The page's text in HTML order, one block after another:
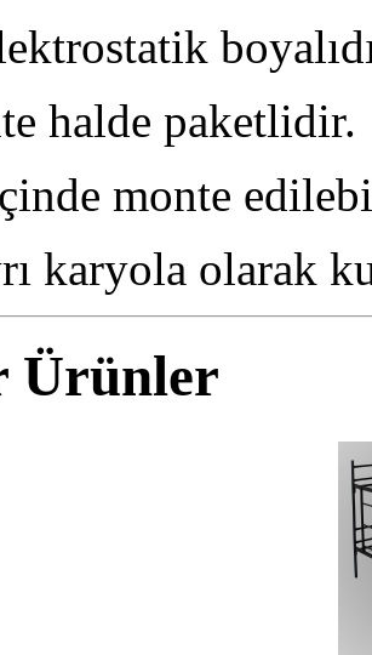
halde paketlidir.
monte
karyola olarak
Ürünler